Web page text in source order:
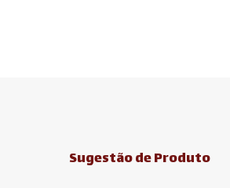
Sugestão de Produto